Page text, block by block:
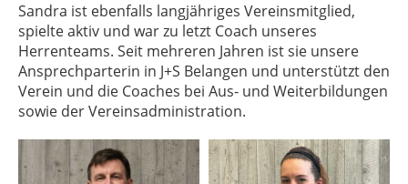
Sandra ist ebenfalls langjähriges Vereinsmitglied,
spielte aktiv und war zu letzt Coach unseres
Herrenteams. Seit mehreren Jahren ist sie unsere
Ansprechparterin in J+S Belangen und unterstützt den
Verein und die Coaches bei Aus- und Weiterbildungen
sowie der Vereinsadministration.